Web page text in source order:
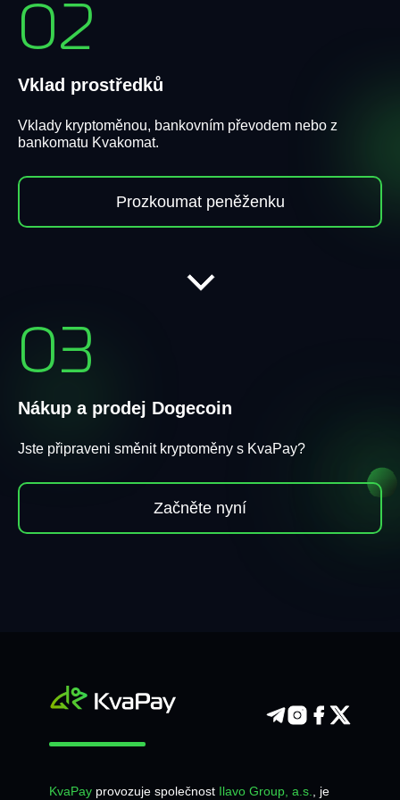
02
Vklad prostředků
Vklady kryptoměnou, bankovním převodem nebo z
bankomatu Kvakomat.
Prozkoumat peněženku
03
Nákup a prodej Dogecoin
Jste připraveni směnit kryptoměny s KvaPay?
Začněte nyní
KvaPay provozuje společnost Ilavo Group, a.s., je